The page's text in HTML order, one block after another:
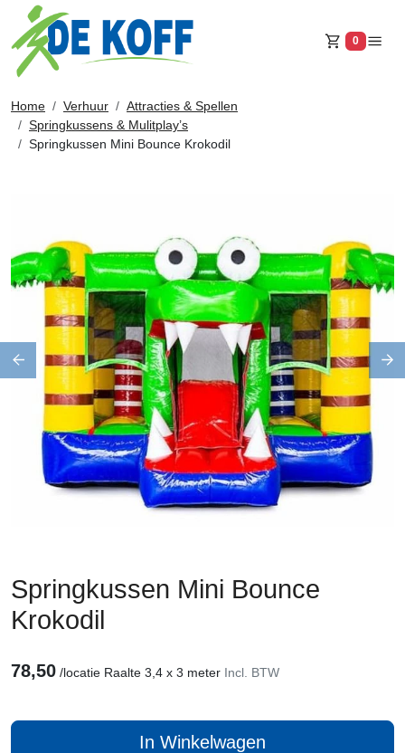
0
Home Verhuur
Attracties & Spellen
Springkussens & Mulitplay’s
Springkussen Mini Bounce Krokodil
Previous
Springkussen Mini Bounce
Krokodil
78,50 /locatie Raalte 3,4 x 3 meter Incl. BTW
In Winkelwagen